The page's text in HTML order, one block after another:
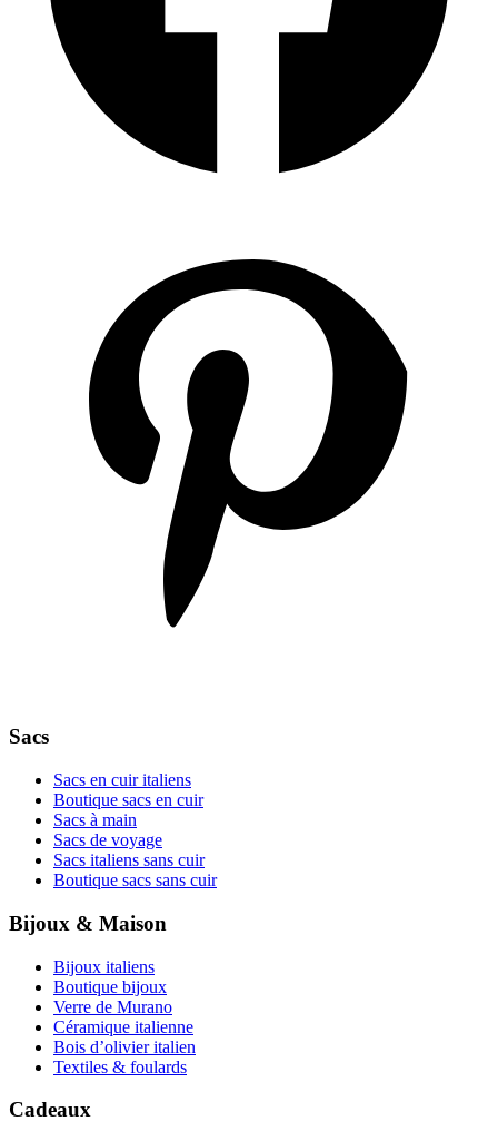
Sacs
Sacs en cuir italiens
Boutique sacs en cuir
Sacs à main
Sacs de voyage
Sacs italiens sans cuir
Boutique sacs sans cuir
Bijoux & Maison
Bijoux italiens
Boutique bijoux
Verre de Murano
Céramique italienne
Bois d’olivier italien
Textiles & foulards
Cadeaux